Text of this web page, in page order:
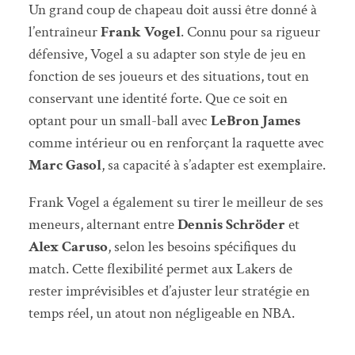
Un grand coup de chapeau doit aussi être donné à
l’entraîneurFrank Vogel. Connu pour sa rigueur
défensive, Vogel a su adapter son style de jeu en
fonction de ses joueurs et des situations, tout en
conservant une identité forte. Que ce soit en
optant pour un small-ball avec LeBron James
comme intérieur ou en renforçant la raquette avec
Marc Gasol, sa capacité à s’adapter est exemplaire.
Frank Vogel a également su tirer le meilleur de ses
meneurs, alternant entreDennis Schröder et
Alex Caruso, selon les besoins spécifiques du
match. Cette flexibilité permet aux Lakers de
rester imprévisibles et d’ajuster leur stratégie en
temps réel, un atout non négligeable en NBA.